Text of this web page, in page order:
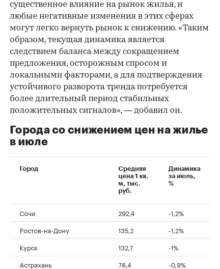
существенное влияние на рынок жилья, и
любые негативные изменения в этих сферах
могут легко вернуть рынок к снижению. «Таким
образом, текущая динамика является
следствием баланса между сокращением
предложения, осторожным спросом и
локальными факторами, а для подтверждения
устойчивого разворота тренда потребуется
более длительный период стабильных
положительных сигналов», — добавил он.
Города со снижением цен на жилье
в июле
Город
Средняя
цена 1 кв.
м, тыс.
руб.
Динамика
за июль,
%
Сочи 292,4
-1,2%
Ростов-на-Дону
135,2
-1,2%
Курск
132,7
-1%
Астрахань
78,4
-0,9%